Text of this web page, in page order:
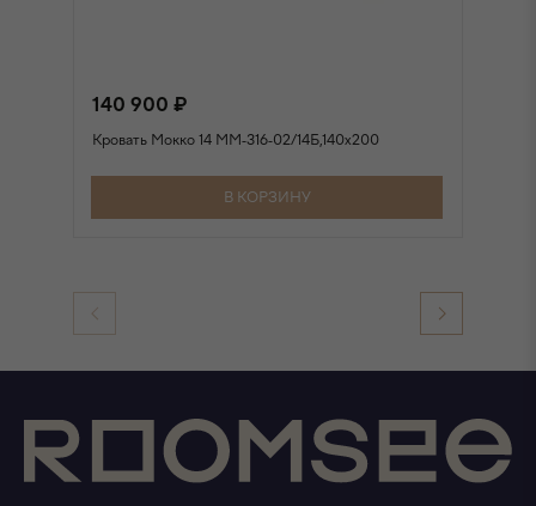
140 900 ₽
Кровать Мокко 14 ММ-316-02/14Б,140х200
В КОРЗИНУ